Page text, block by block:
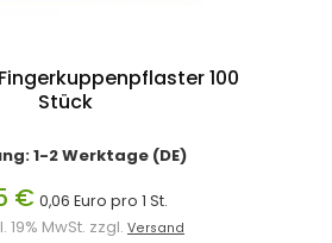
Fingerkuppenpflaster 100
Stück
1-2 Werktage (DE)
€ 0,06 Euro pro 1 St.
19% MwSt. zzgl. Versand